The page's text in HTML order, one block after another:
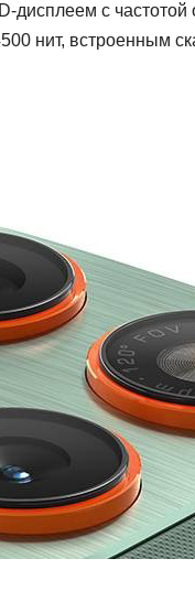
дисплеем с частотой
нит, встроенным